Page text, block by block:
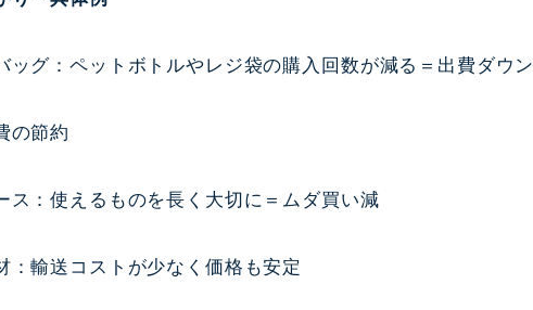
ッグ：ペットボトルやレジ袋の購入回数が減る＝出費ダウン
の節約
ス：使えるものを長く大切に＝ムダ買い減
：輸送コストが少なく価格も安定